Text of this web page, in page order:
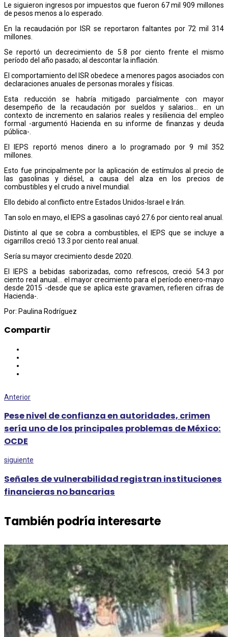
Le siguieron ingresos por impuestos que fueron 67 mil 909 millones
de pesos menos a lo esperado.
En la recaudación por ISR se reportaron faltantes por 72 mil 314
millones.
Se reportó un decrecimiento de 5.8 por ciento frente el mismo
período del año pasado; al descontar la inflación.
El comportamiento del ISR obedece a menores pagos asociados con
declaraciones anuales de personas morales y físicas.
Esta reducción se habría mitigado parcialmente con mayor
desempeño de la recaudación por sueldos y salarios… en un
contexto de incremento en salarios reales y resiliencia del empleo
formal -argumentó Hacienda en su informe de finanzas y deuda
pública-.
El IEPS reportó menos dinero a lo programado por 9 mil 352
millones.
Esto fue principalmente por la aplicación de estímulos al precio de
las gasolinas y diésel, a causa del alza en los precios de
combustibles y el crudo a nivel mundial.
Ello debido al conflicto entre Estados Unidos-Israel e Irán.
Tan solo en mayo, el IEPS a gasolinas cayó 27.6 por ciento real anual.
Distinto al que se cobra a combustibles, el IEPS que se incluye a
cigarrillos creció 13.3 por ciento real anual.
Sería su mayor crecimiento desde 2020.
El IEPS a bebidas saborizadas, como refrescos, creció 54.3 por
ciento real anual… el mayor crecimiento para el período enero-mayo
desde 2015 -desde que se aplica este gravamen, refieren cifras de
Hacienda-.
Por: Paulina Rodríguez
Compartir
Anterior
Pese nivel de confianza en autoridades, crimen
sería uno de los principales problemas de México:
OCDE
siguiente
Señales de vulnerabilidad registran instituciones
financieras no bancarias
También podría interesarte